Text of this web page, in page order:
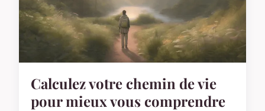
Calculez votre chemin de vie
pour mieux vous comprendre